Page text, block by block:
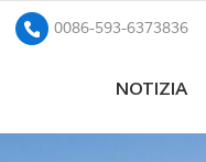
0086-593-6373836
NOTIZIA